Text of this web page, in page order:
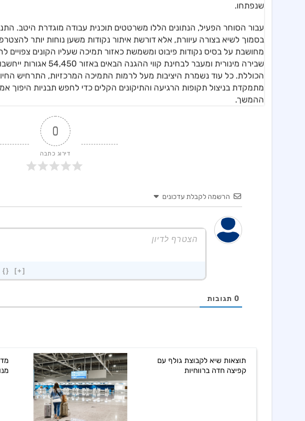
שנפתחו.
עבור הסוחר הפעיל, הנתונים הללו משרטטים תוכנית עבודה מוגדרת היטב.
בסמוך לשיא בצורה עיוורת, אלא דורשת איתור נקודות משען נוחות יותר
שבירה מינורית ומעבר
הכוללת. כל עוד נשמרת היציבות מעל לרמות התמיכה המרכזיות, התרחיש
מתמקדת בניצול תקופות הרגיעה והתיקונים הקלים כדי לחפש תבניות היפוך
ההמשך.
0
דירוג כתבה
הרשמה לקבלת עדכונים
{} [+]
0 תגובות
תוצאות שיא לקבוצת גולף עם
קפיצה חדה ברווחיות